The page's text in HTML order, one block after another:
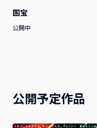
国宝
公開中
公開予定作品